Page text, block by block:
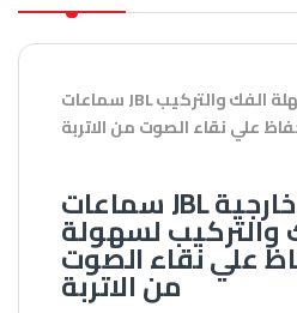
سماعات JBL سقف شبكة خارجية سهلة الفك والتركيب
علي نقاء الصوت من الاتربة
سماعات JBL سقف شبكة خارجية
لسهولة
علي نقاء الصوت
من الاتربة